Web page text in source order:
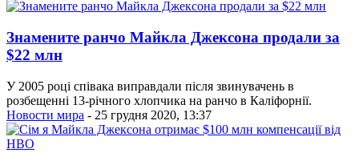
Знамените ранчо Майкла Джексона продали за
$22 млн
У 2005 році співака виправдали після звинувачень в
розбещенні 13-річного хлопчика на ранчо в Каліфорнії.
Новости мира - 25 грудня 2020, 13:37